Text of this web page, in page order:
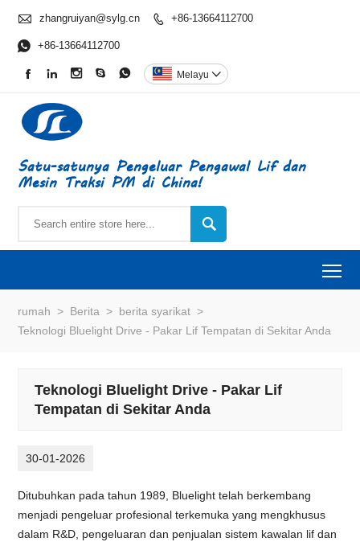
 zhangruiyan@sylg.cn  +86-13664112700
 +86-13664112700
     Melayu 
Satu-satunya Pengeluar Pengawal Lif dan
Mesin Traksi PM di China!

rumah > Berita > berita syarikat >
Teknologi Bluelight Drive - Pakar Lif Tempatan di Sekitar Anda
Teknologi Bluelight Drive - Pakar Lif
Tempatan di Sekitar Anda
30-01-2026
Ditubuhkan pada tahun 1989, Bluelight telah berkembang
menjadi pengeluar profesional terkemuka yang mengkhusus
dalam R&D, pengeluaran dan penjualan sistem kawalan lif dan